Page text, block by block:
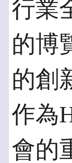
行業
的博
的創
作為
會的